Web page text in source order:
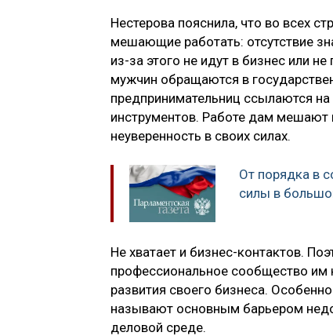
Нестерова пояснила, что во всех
мешающие работать: отсутствие
из-за этого не идут в бизнес или
мужчин обращаются в
предпринимательниц ссылаются
инструментов. Работе дам мешают
неуверенность в своих силах.
От порядка в
силы в
Не хватает и бизнес-контактов.
профессиональное сообщество им
развития своего бизнеса.
называют основным барьером
деловой среде.